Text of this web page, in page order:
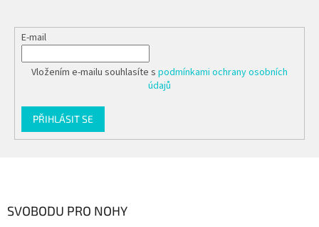
E-mail
Vložením e-mailu souhlasíte s podmínkami ochrany osobních
údajů
PŘIHLÁSIT SE
SVOBODU PRO NOHY